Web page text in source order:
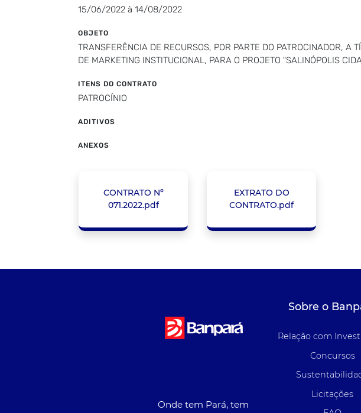
15/06/2022 à 14/08/2022
OBJETO
TRANSFERÊNCIA DE RECURSOS, POR PARTE DO PATROCINADOR,
DE MARKETING INSTITUCIONAL, PARA O PROJETO "SALINÓPOLIS
ITENS DO CONTRATO
PATROCÍNIO
ADITIVOS
ANEXOS
CONTRATO Nº
071.2022.pdf
EXTRATO DO
CONTRATO.pdf
Onde tem Pará, tem
Sobre o
Relação com
Concursos
Licitações